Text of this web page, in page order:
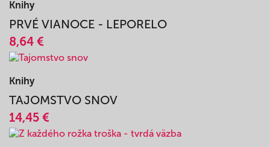
VIE PÁN BOH O TOM, ŽE EXISTUJE? III.
8,64 €
Knihy
PRVÉ VIANOCE - LEPORELO
8,64 €
Knihy